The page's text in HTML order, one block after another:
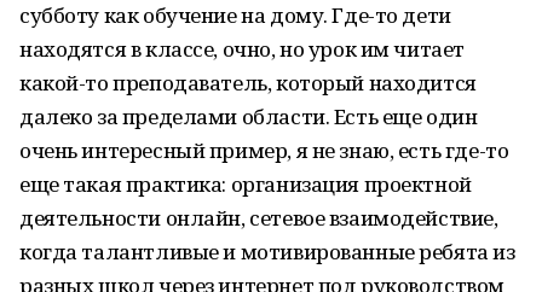
субботу как обучение на дому. Где-то дети
находятся в классе, очно, но урок им читает
какой-то преподаватель, который находится
далеко за пределами области. Есть еще один
очень интересный пример, я не знаю, есть где-то
еще такая практика: организация проектной
деятельности онлайн, сетевое взаимодействие,
когда талантливые и мотивированные ребята из
разных школ через интернет под руководством